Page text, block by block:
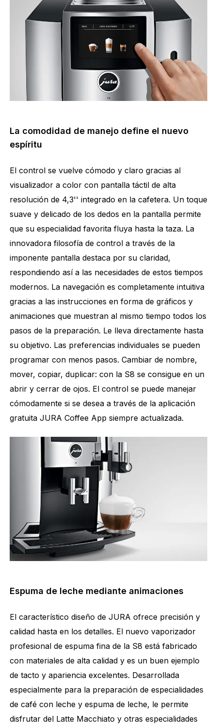
La comodidad de manejo define el nuevo
espíritu
El control se vuelve cómodo y claro gracias al
visualizador a color con pantalla táctil de alta
resolución de 4,3'' integrado en la cafetera. Un toque
suave y delicado de los dedos en la pantalla permite
que su especialidad favorita fluya hasta la taza. La
innovadora filosofía de control a través de la
imponente pantalla destaca por su claridad,
respondiendo así a las necesidades de estos tiempos
modernos. La navegación es completamente intuitiva
gracias a las instrucciones en forma de gráficos y
animaciones que muestran al mismo tiempo todos los
pasos de la preparación. Le lleva directamente hasta
su objetivo. Las preferencias individuales se pueden
programar con menos pasos. Cambiar de nombre,
mover, copiar, duplicar: con la S8 se consigue en un
abrir y cerrar de ojos. El control se puede manejar
cómodamente si se desea a través de la aplicación
gratuita JURA Coffee App siempre actualizada.
Espuma de leche mediante animaciones
El característico diseño de JURA ofrece precisión y
calidad hasta en los detalles. El nuevo vaporizador
profesional de espuma fina de la S8 está fabricado
con materiales de alta calidad y es un buen ejemplo
de tacto y apariencia excelentes. Desarrollada
especialmente para la preparación de especialidades
de café con leche y espuma de leche, le permite
disfrutar del Latte Macchiato y otras especialidades